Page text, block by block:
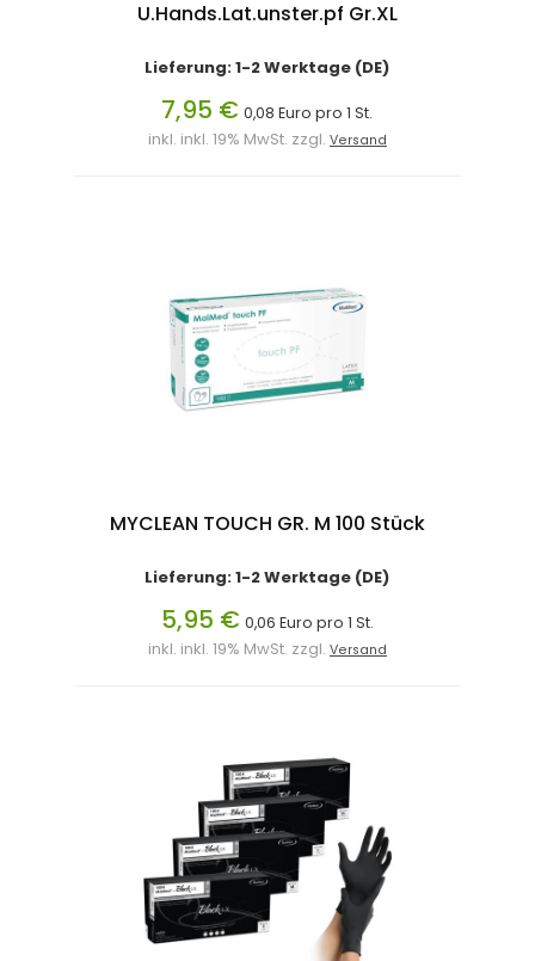
U.Hands.Lat.unster.pf Gr.XL
Lieferung: 1-2 Werktage (DE)
7,95 € 0,08 Euro pro 1 St.
inkl. inkl. 19% MwSt. zzgl. Versand
MYCLEAN TOUCH GR. M 100 Stück
Lieferung: 1-2 Werktage (DE)
5,95 € 0,06 Euro pro 1 St.
inkl. inkl. 19% MwSt. zzgl. Versand